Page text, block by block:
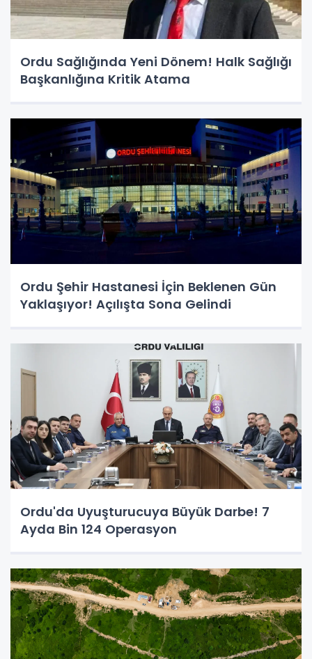
Ordu Sağlığında Yeni Dönem! Halk Sağlığı
Başkanlığına Kritik Atama
Ordu Şehir Hastanesi İçin Beklenen Gün
Yaklaşıyor! Açılışta Sona Gelindi
Ordu'da Uyuşturucuya Büyük Darbe! 7
Ayda Bin 124 Operasyon